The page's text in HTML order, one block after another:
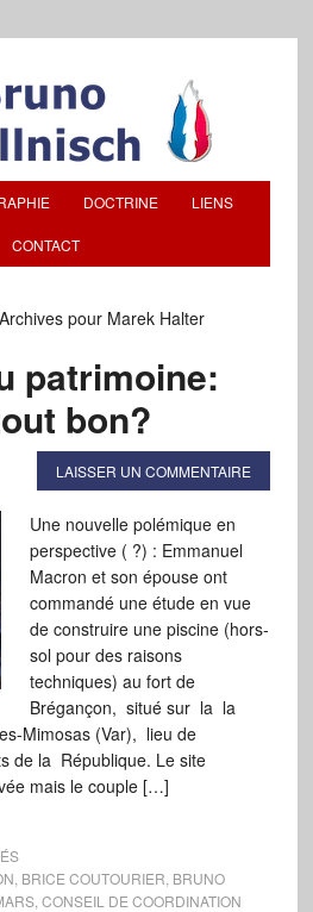
DOCTRINE LIENS
CONTACT
pour Marek Halter
patrimoine:
bon?
LAISSER UN COMMENTAIRE
Une nouvelle polémique en
perspective ( ?) : Emmanuel
Macron et son épouse ont
commandé une étude en vue
de construire une piscine (hors-
sol pour des raisons
techniques) au fort de
Brégançon, situé sur la la
Mimosas (Var), lieu de
de la République. Le site
mais le couple […]
BRICE COUTOURIER BRUNO
, CONSEIL DE COORDINATION